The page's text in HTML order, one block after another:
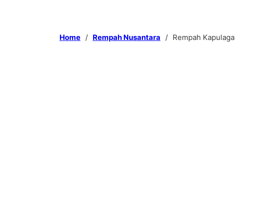
Home / Rempah Nusantara / Rempah Kapulaga